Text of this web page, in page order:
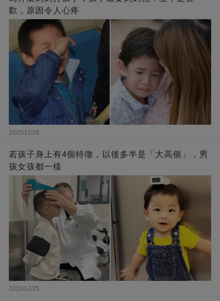
歡，原因令人心疼
2025/12/28
若孩子身上有4個特徵，以後多半是「大高個」，男
孩女孩都一樣
2025/12/25